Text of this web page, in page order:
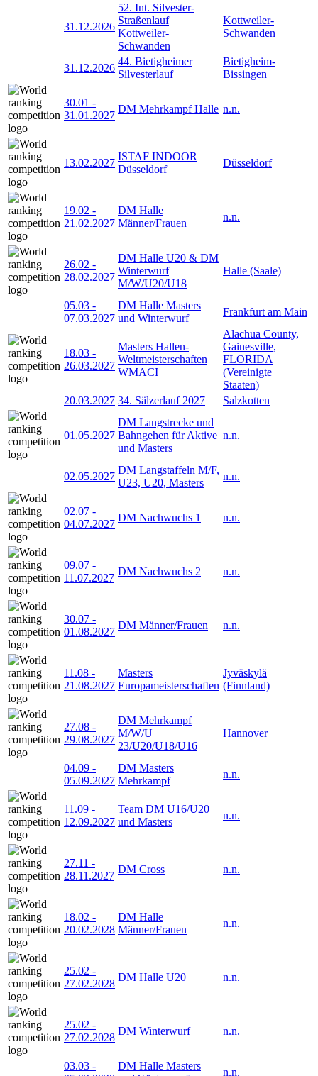
31.12.2026
52. Int. Silvester-
Straßenlauf
Kottweiler-
Schwanden
Kottweiler-
Schwanden
31.12.2026
44. Bietigheimer
Silvesterlauf
Bietigheim-
Bissingen
30.01 -
31.01.2027
DM Mehrkampf Halle n.n.
13.02.2027
ISTAF INDOOR
Düsseldorf
Düsseldorf
19.02 -
21.02.2027
DM Halle
Männer/Frauen
n.n.
26.02 -
28.02.2027
DM Halle U20 & DM
Winterwurf
M/W/U20/U18
Halle (Saale)
05.03 -
07.03.2027
DM Halle Masters
und Winterwurf
Frankfurt am Main
18.03 -
26.03.2027
Masters Hallen-
Weltmeisterschaften
WMACI
Alachua County,
Gainesville,
FLORIDA
(Vereinigte
Staaten)
20.03.2027 34. Sälzerlauf 2027 Salzkotten
01.05.2027
DM Langstrecke und
Bahngehen für Aktive
und Masters
n.n.
02.05.2027
DM Langstaffeln M/F,
U23, U20, Masters
n.n.
02.07 -
04.07.2027
DM Nachwuchs 1 n.n.
09.07 -
11.07.2027
DM Nachwuchs 2 n.n.
30.07 -
01.08.2027
DM Männer/Frauen n.n.
11.08 -
21.08.2027
Masters
Europameisterschaften
Jyväskylä
(Finnland)
27.08 -
29.08.2027
DM Mehrkampf
M/W/U
23/U20/U18/U16
Hannover
04.09 -
05.09.2027
DM Masters
Mehrkampf
n.n.
11.09 -
12.09.2027
Team DM U16/U20
und Masters
n.n.
27.11 -
28.11.2027
DM Cross n.n.
18.02 -
20.02.2028
DM Halle
Männer/Frauen
n.n.
25.02 -
27.02.2028
DM Halle U20 n.n.
25.02 -
27.02.2028
DM Winterwurf n.n.
03.03 -
DM Halle Masters
n.n.